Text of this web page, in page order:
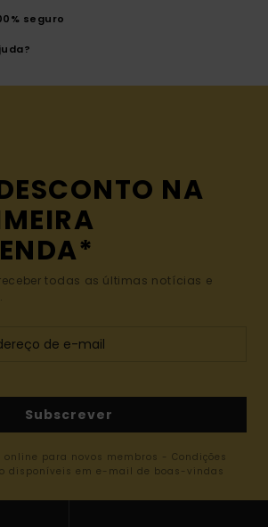
seguro
NA
todas as últimas notícias e
Subscrever
para novos membros - Condições
disponíveis em e-mail de boas-vindas